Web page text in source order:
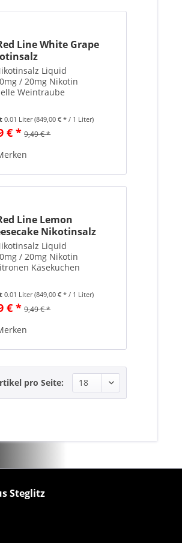
Line White Grape
Liquid
/ 20mg Nikotin
Weintraube
0.01 Liter(849,00 € * / 1 Liter)
€ * 9,49 € *
Line Lemon
Nikotinsalz
Liquid
/ 20mg Nikotin
Käsekuchen
0.01 Liter(849,00 € * / 1 Liter)
€ * 9,49 € *
pro Seite:
Steglitz